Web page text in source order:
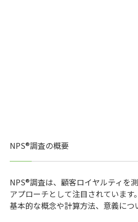
NPS®調査の概要
NPS®調査は、顧客ロイヤルティを
アプローチとして注目されています
基本的な概念や計算方法、意義につ